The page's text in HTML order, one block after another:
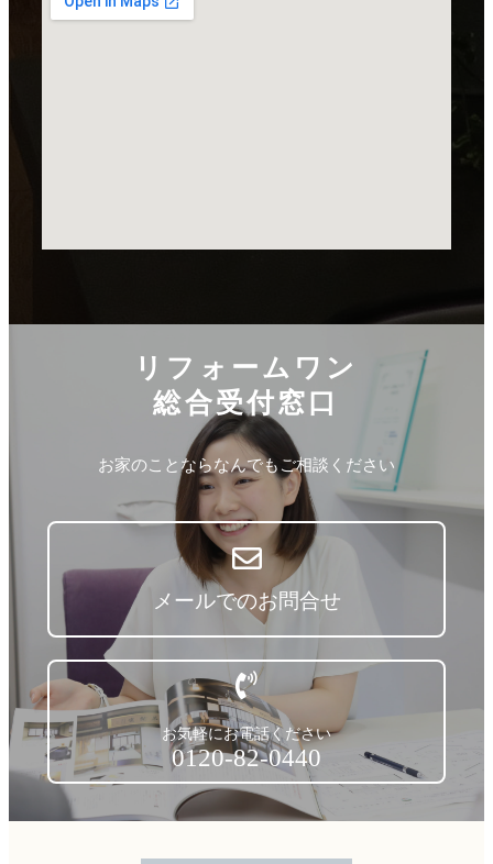
リフォームワン
総合受付窓口
お家のことならなんでもご相談ください
メールでのお問合せ
お気軽にお電話ください
0120-82-0440